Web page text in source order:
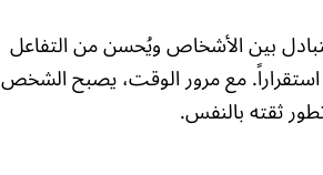
بين الأشخاص ويُحسن من التفاعل
استقراراً. مع مرور الوقت، يصبح الشخص
ثقته بالنفس.